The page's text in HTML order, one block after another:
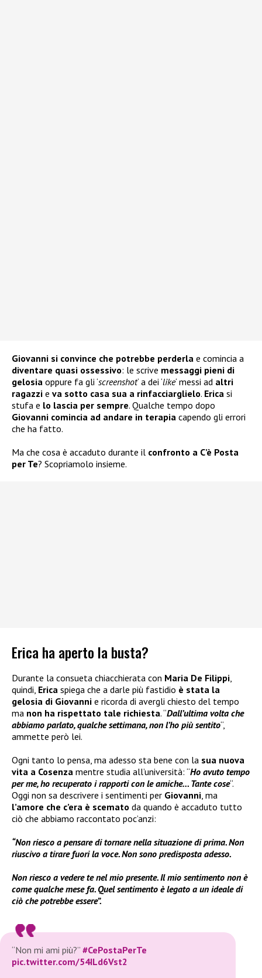
Giovanni si convince che potrebbe perderla e comincia a
diventare quasi ossessivo: le scrive messaggi pieni di
gelosia oppure fa gli ‘screenshot‘ a dei ‘like‘ messi ad altri
ragazzi e va sotto casa sua a rinfacciarglielo. Erica si
stufa e lo lascia per sempre. Qualche tempo dopo
Giovanni comincia ad andare in terapia capendo gli errori
che ha fatto.
Ma che cosa è accaduto durante il confronto a C’è Posta
per Te? Scopriamolo insieme.
Erica ha aperto la busta?
Durante la consueta chiacchierata con Maria De Filippi
quindi, Erica spiega che a darle più fastidio è stata la
gelosia di Giovanni e ricorda di avergli chiesto del tempo
ma non ha rispettato tale richiesta. “Dall’ultima volta che
abbiamo parlato, qualche settimana, non l’ho più sentito“,
ammette però lei.
Ogni tanto lo pensa, ma adesso sta bene con la sua nuova
vita a Cosenza mentre studia all’università: “Ho avuto tempo
per me, ho recuperato i rapporti con le amiche… Tante cose“.
Oggi non sa descrivere i sentimenti per Giovanni , ma
l’amore che c’era è scemato da quando è accaduto tutto
ciò che abbiamo raccontato poc’anzi:
“Non riesco a pensare di tornare nella situazione di prima. Non
riuscivo a tirare fuori la voce. Non sono predisposta adesso.
Non riesco a vedere te nel mio presente. Il mio sentimento non è
come qualche mese fa. Quel sentimento è legato a un ideale di
ciò che potrebbe essere”.
“Non mi ami più?” #CePostaPerTe
pic.twitter.com/54ILd6Vst2